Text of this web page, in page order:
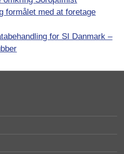
formålet med at foretage
for SI Danmark –